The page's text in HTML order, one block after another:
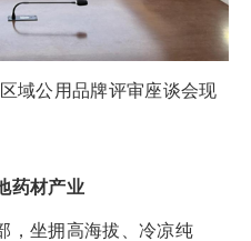
公用品牌评审座谈会现
药材产业
坐拥高海拔、冷凉纯